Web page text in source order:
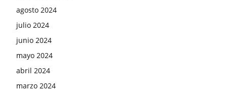
agosto 2024
julio 2024
junio 2024
mayo 2024
abril 2024
marzo 2024